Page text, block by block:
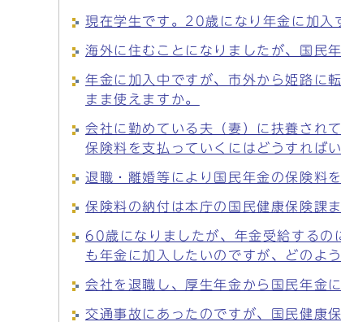
現在学生です。20歳になり年金に加入
海外に住むことになりましたが、国民
年金に加入中ですが、市外から姫路に
まま使えますか。
会社に勤めている夫（妻）に扶養され
保険料を支払っていくにはどうすればい
退職・離婚等により国民年金の保険料
保険料の納付は本庁の国民健康保険課
60歳になりましたが、年金受給する
も年金に加入したいのですが、どのよ
会社を退職し、厚生年金から国民年金
交通事故にあったのですが、国民健康